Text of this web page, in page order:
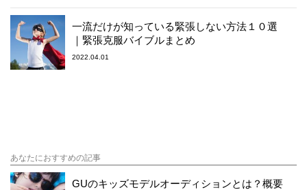
一流だけが知っている緊張しない方法１０選
｜緊張克服バイブルまとめ
2022.04.01
あなたにおすすめの記事
GUのキッズモデルオーディションとは？概要